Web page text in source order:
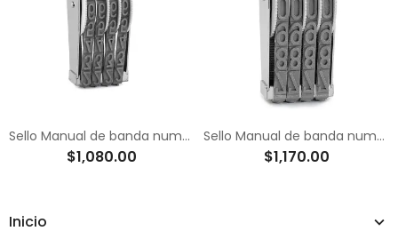
Inicio
Sello Manual de banda numerador de 15 mm
$1,080.00
Sello Manual de banda numerador de 18 mm
$1,170.00